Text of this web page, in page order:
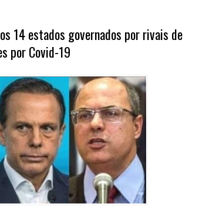
14 estados governados por rivais de
por Covid-19